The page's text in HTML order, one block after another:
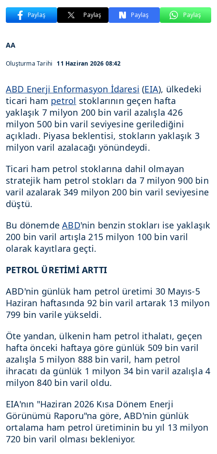
Paylaş Paylaş Paylaş Paylaş
AA
Oluşturma Tarihi 11 Haziran 2026 08:42
ABD Enerji Enformasyon İdaresi (EIA), ülkedeki
ticari ham petrol stoklarının geçen hafta
yaklaşık 7 milyon 200 bin varil azalışla 426
milyon 500 bin varil seviyesine gerilediğini
açıkladı. Piyasa beklentisi, stokların yaklaşık 3
milyon varil azalacağı yönündeydi.
Ticari ham petrol stoklarına dahil olmayan
stratejik ham petrol stokları da 7 milyon 900 bin
varil azalarak 349 milyon 200 bin varil seviyesine
düştü.
Bu dönemdeABD'nin benzin stokları ise yaklaşık
200 bin varil artışla 215 milyon 100 bin varil
olarak kayıtlara geçti.
PETROL ÜRETİMİ ARTTI
ABD'nin günlük ham petrol üretimi 30 Mayıs-5
Haziran haftasında 92 bin varil artarak 13 milyon
799 bin varile yükseldi.
Öte yandan, ülkenin ham petrol ithalatı, geçen
hafta önceki haftaya göre günlük 509 bin varil
azalışla 5 milyon 888 bin varil, ham petrol
ihracatı da günlük 1 milyon 34 bin varil azalışla 4
milyon 840 bin varil oldu.
EIA'nın "Haziran 2026 Kısa Dönem Enerji
Görünümü Raporu"na göre, ABD'nin günlük
ortalama ham petrol üretiminin bu yıl 13 milyon
720 bin varil olması bekleniyor.